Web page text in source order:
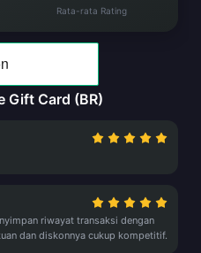
Rata-rata Rating
Gift Card (BR)
riwayat transaksi dengan
dan diskonnya cukup kompetitif.